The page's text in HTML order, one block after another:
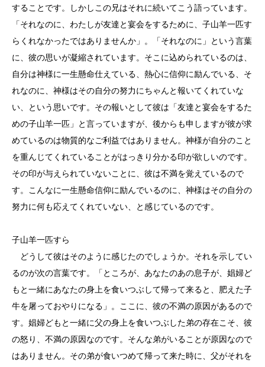
することです。しかしこの兄はそれに続いてこう語っています。
「それなのに、わたしが友達と宴会をするために、子山羊一匹す
らくれなかったではありませんか」。「それなのに」という言葉
に、彼の思いが凝縮されています。そこに込められているのは、
自分は神様に一生懸命仕えている、熱心に信仰に励んでいる、そ
れなのに、神様はその自分の努力にちゃんと報いてくれていな
い、という思いです。その報いとして彼は「友達と宴会をするた
めの子山羊一匹」と言っていますが、後からも申しますが彼が求
めているのは物質的なご利益ではありません。神様が自分のこと
を重んじてくれていることがはっきり分かる印が欲しいのです。
その印が与えられていないことに、彼は不満を覚えているので
す。こんなに一生懸命信仰に励んでいるのに、神様はその自分の
努力に何も応えてくれていない、と感じているのです。
子山羊一匹すら
どうして彼はそのように感じたのでしょうか。それを示してい
るのが次の言葉です。「ところが、あなたのあの息子が、娼婦ど
もと一緒にあなたの身上を食いつぶして帰って来ると、肥えた子
牛を屠っておやりになる」。ここに、彼の不満の原因があるので
す。娼婦どもと一緒に父の身上を食いつぶした弟の存在こそ、彼
の怒り、不満の原因なのです。そんな弟がいることが原因なので
はありません。その弟が食いつめて帰って来た時に、父がそれを